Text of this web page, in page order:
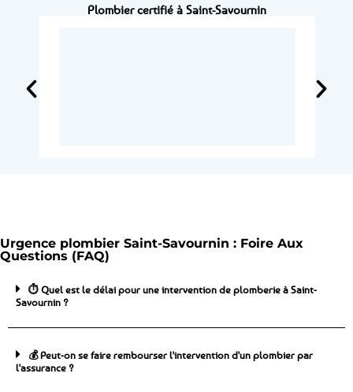
Plombier certifié à Saint-Savournin
Urgence plombier Saint-Savournin : Foire Aux
Questions (FAQ)
⏱️ Quel est le délai pour une intervention de plomberie à Saint-
Savournin ?
💰 Peut-on se faire rembourser l'intervention d'un plombier par
l'assurance ?